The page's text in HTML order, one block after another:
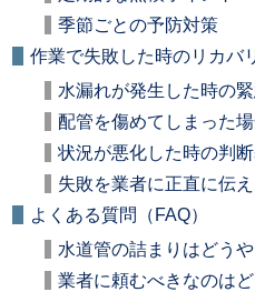
季節ごとの予防対策
作業で失敗した時のリカバ
水漏れが発生した時の
配管を傷めてしまった
状況が悪化した時の判
失敗を業者に正直に伝
よくある質問（FAQ）
水道管の詰まりはどう
業者に頼むべきなのは